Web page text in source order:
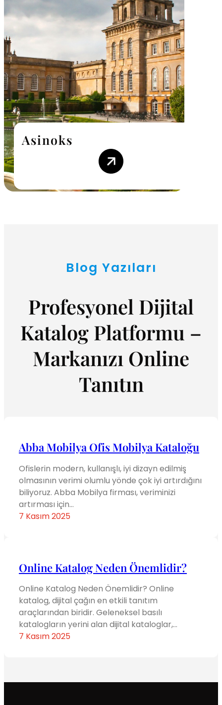
Asinoks
Blog Yazıları
Profesyonel Dijital
Katalog Platformu –
Markanızı Online
Tanıtın
Abba Mobilya Ofis Mobilya Kataloğu
Ofislerin modern, kullanışlı, iyi dizayn edilmiş
olmasının verimi olumlu yönde çok iyi artırdığını
biliyoruz. Abba Mobilya firması, veriminizi
artırması için…
7 Kasım 2025
Online Katalog Neden Önemlidir?
Online Katalog Neden Önemlidir? Online
katalog, dijital çağın en etkili tanıtım
araçlarından biridir. Geleneksel basılı
katalogların yerini alan dijital kataloglar,…
7 Kasım 2025